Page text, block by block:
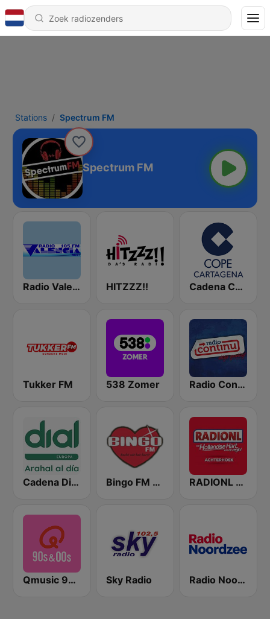
Stations Spectrum FM
Spectrum FM
Radio Valencia HITZZZ!! Cadena COPE Cartagena
Tukker FM 538 Zomer Radio Continu
Cadena Dial Europa Bingo FM 107.9 RADIONL Editie Achterhoek
Qmusic 90's & 00's Sky Radio Radio Noordzee